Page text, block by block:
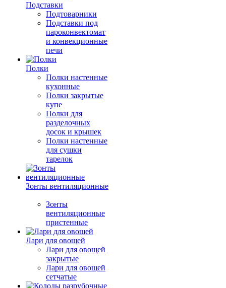
Подставки
Подтоварники
Подставки под
пароконвектомат
и конвекционные
печи
Полки
Полки настенные
кухонные
Полки закрытые
купе
Полки для
разделочных
досок и крышек
Полки настенные
для сушки
тарелок
Зонты вентиляционные
Зонты
вентиляционные
пристенные
Лари для овощей
Лари для овощей
закрытые
Лари для овощей
сетчатые